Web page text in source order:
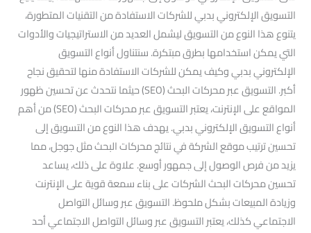
التسويق الإلكتروني بدبي للشركات الاستفادة من التقنيات المتطورة،
يتنوع هذا النوع من التسويق ليشمل العديد من الاستراتيجيات والأدوات
التي يمكن استخدامها بطرق مبتكرة. سنتناول أنواع التسويق
الإلكتروني بدبي وكيف يمكن للشركات الاستفادة منها لتحقيق نجاح
أكبر. التسويق عبر محركات البحث (SEO) حيثما نتحدث عن تحسين ظهور
المواقع على الإنترنت، يعتبر التسويق عبر محركات البحث (SEO) من أهم
أنواع التسويق الإلكتروني بدبي. يهدف هذا النوع من التسويق إلى
تحسين ترتيب موقع الشركة في نتائج محركات البحث مثل جوجل، مما
يزيد من فرص الوصول إلى جمهور أوسع. علاوة على ذلك، يساعد
تحسين محركات البحث الشركات على بناء سمعة قوية على الإنترنت
وزيادة المبيعات بشكل ملحوظ. التسويق عبر وسائل التواصل
الاجتماعي كذلك، يعتبر التسويق عبر وسائل التواصل الاجتماعي أحد